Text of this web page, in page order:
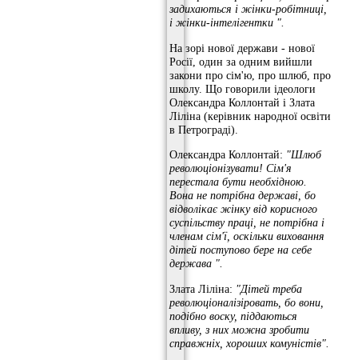
задихаються і жінки-робітниці,
і жінки-інтелігентки ".
На зорі нової держави - нової
Росії, один за одним вийшли
закони про сім'ю, про шлюб, про
школу. Що говорили ідеологи
Олександра Коллонтай і Злата
Ліліна (керівник народної освіти
в Петрограді).
Олександра Коллонтай: "Шлюб
революціонізувати! Сім'я
перестала бути необхідною.
Вона не потрібна державі, бо
відволікає жінку від корисного
суспільству праці, не потрібна і
членам сім'ї, оскільки виховання
дітей поступово бере на себе
держава ".
Злата Ліліна: "Дітей треба
революціоналізіровать, бо вони,
подібно воску, піддаються
впливу, з них можна зробити
справжніх, хороших комуністів".